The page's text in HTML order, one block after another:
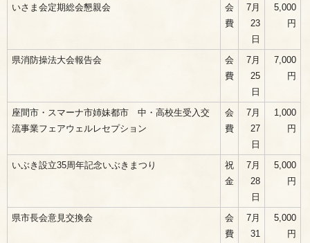
いさま会定期総会懇親会
会
費
7月
23
日
5,000
円
県消防操法大会報告会
会
費
7月
25
日
7,000
円
座間市・スマーナ市姉妹都市 中・高校生受入交
流事業フェアウェルレセプション
会
費
7月
27
日
1,000
円
いぶき設立35周年記念いぶきまつり
祝
金
7月
28
日
5,000
円
県市長会意見交換会
会
費
7月
31
5,000
円